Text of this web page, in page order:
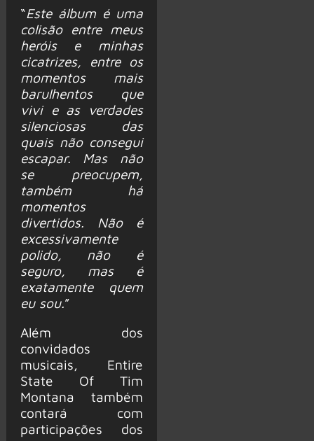
“Este álbum é uma
colisão entre meus
heróis e minhas
cicatrizes, entre os
momentos mais
barulhentos que
vivi e as verdades
silenciosas das
quais não consegui
escapar. Mas não
se preocupem,
também há
momentos
divertidos. Não é
excessivamente
polido, não é
seguro, mas é
exatamente quem
eu sou.”
Além dos
convidados
musicais, Entire
State Of Tim
Montana também
contará com
participações dos